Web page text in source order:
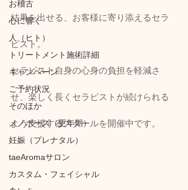
お稽古
心に響く
人（ヒト）
トリートメント施術詳細
キャンペーン
ご予約状況
そのほか
メノポーズ（更年期）
妊娠（プレナタル）
taeAromaサロン
カスタム・フェイシャル
結果を出せる、お客様に寄り添えるセラ
ピスト。
セラピスト自身の心身の負担を軽減さ
せ、楽しく長くセラピストが続けられる
よう支援するスクールを開催中です。